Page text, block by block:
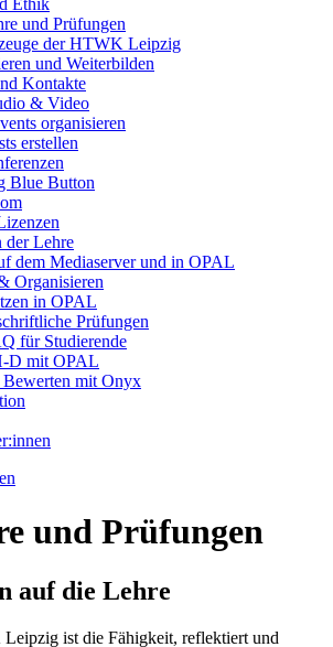
und Prüfungen
der HTWK Leipzig
und Weiterbilden
Kontakte
& Video
organisieren
erstellen
Blue Button
der Lehre
dem Mediaserver und in OPAL
Organisieren
in OPAL
Prüfungen
für Studierende
D mit OPAL
Bewerten mit Onyx
und Prüfungen
auf die Lehre
ist die Fähigkeit, reflektiert und